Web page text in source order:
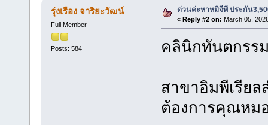
รุ่งเรือง จาริยะวัฒน์
Full Member
Posts: 584
ด่วนค่ะหาหมิจีพี ประกัน
« Reply #2 on: March 05,
คลินิกทันตกรร
สาขาอิมพีเรียล
ต้องการคุณหม